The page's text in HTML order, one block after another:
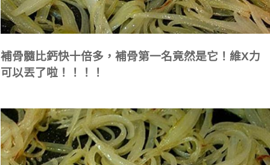
補骨髓比鈣快十倍多，補骨第一名竟然是它！維X力
可以丟了啦！！！！